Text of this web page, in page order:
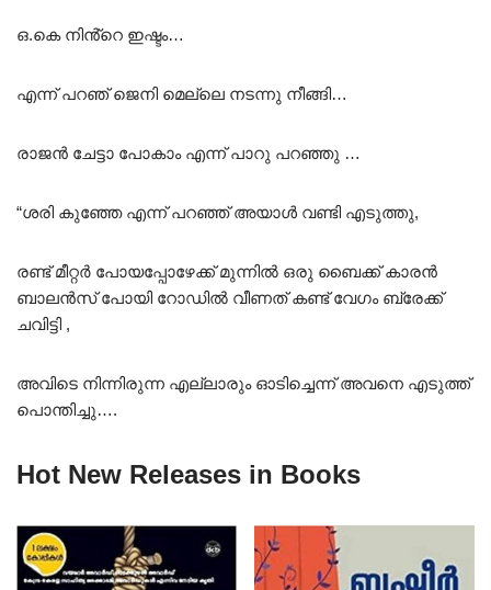
ഒ.കെ നിൻ്റെ ഇഷ്ടം…
എന്ന് പറഞ് ജെനി മെല്ലെ നടന്നു നീങ്ങി…
രാജൻ ചേട്ടാ പോകാം എന്ന് പാറു പറഞ്ഞു …
“ശരി കുഞ്ഞേ എന്ന് പറഞ്ഞ് അയാൾ വണ്ടി എടുത്തു,
രണ്ട് മീറ്റർ പോയപ്പോഴേക്ക് മുന്നിൽ ഒരു ബൈക്ക് കാരൻ
ബാലൻസ് പോയി റോഡിൽ വീണത് കണ്ട് വേഗം ബ്രേക്ക്
ചവിട്ടി ,
അവിടെ നിന്നിരുന്ന എല്ലാരും ഓടിച്ചെന്ന് അവനെ എടുത്ത്
പൊന്തിച്ചു….
Hot New Releases in Books